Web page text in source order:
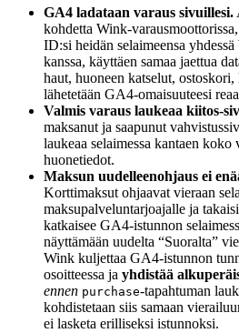
GA4 ladataan varaus sivuillesi.
kohdetta Wink-
ID:si heidän selaimeensa
kanssa, käyttäen samaa jaettua
haut, huoneen katselut,
lähetetään GA4-omaisuuteesi
Valmis varaus laukeaa kiitos-
maksanut ja saapunut
laukeaa selaimessa kantaen
huonetiedot.
Maksun uudelleenohjaus ei
Korttimaksut ohjaavat vieraan
maksupalveluntarjoajalle ja
katkaisee GA4-istunnon
näyttämään uudelta “Suoralta”
Wink kuljettaa GA4-istunnon
osoitteessa ja yhdistää
ennen purchase-tapahtuman
kohdistetaan siis samaan
ei lasketa erilliseksi istunnoksi.